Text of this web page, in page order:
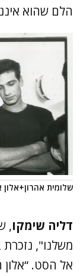
הלם שהוא
שלומית
דליה שימקו,
משלנו", נזכרת
אל הסט. “אלון